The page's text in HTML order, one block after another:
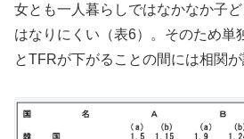
女とも一人暮らしではなかなか子
はなりにくい（表6）。そのため単
とTFRが下がることの間には相関が